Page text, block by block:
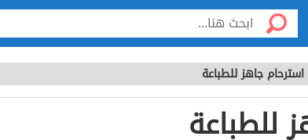
جاهز للطباعة
للطباعة